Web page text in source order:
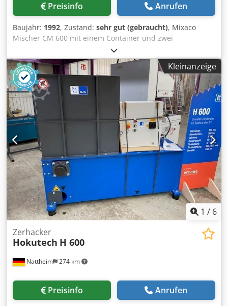
Preisinfo Anrufen
Baujahr: 1992, Zustand: sehr gut (gebraucht), Mixaco
Mischer CM 600 mit einem Container und zwei
zusätzlichen Fahrgestellen. Der Mischer wurde zum
Mischen von Pigmenten verwendet, ist in einem guten
gebrauchten Zustand und einsatzbereit. Hergestellt: 1992
Der Mischer kann in unserem Lager 59823 Arnsberg
besichtigt werden. Dkedpfx Adehgixzjwsr
Kleinanzeige
1 / 6
Nattheim 274 km
Zerhacker
Hokutech H 600
Preisinfo Anrufen